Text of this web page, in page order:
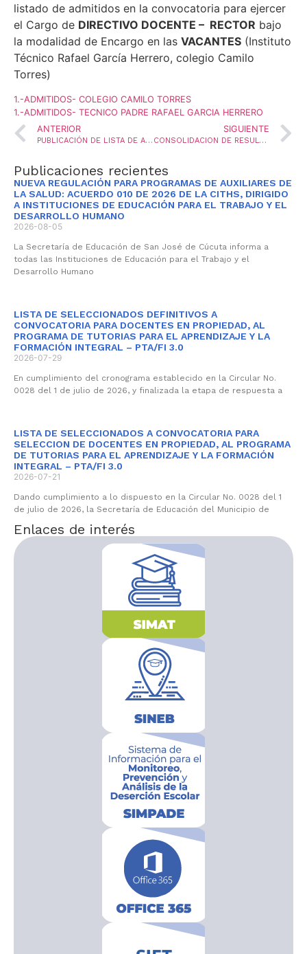
listado de admitidos en la convocatoria para ejercer
el Cargo de DIRECTIVO DOCENTE – RECTOR bajo
la modalidad de Encargo en las VACANTES (Instituto
Técnico Rafael García Herrero, colegio Camilo
Torres)
1.-ADMITIDOS- COLEGIO CAMILO TORRES
1.-ADMITIDOS- TECNICO PADRE RAFAEL GARCIA HERRERO
ANTERIOR
PUBLICACIÓN DE LISTA DE ADMITIDOS-CONVOCATORIA PARA LA PROVISIÓN DE CUATRO (4) VACANTES DEFINITIVAS Y UNA (1) VACANTE TEMPORAL EN EL CARGO COORDINADOR, MEDIANTE LA MODALIDAD DE ENCARGO
SIGUIENTE
CONSOLIDACION DE RESULTADOS CONVOCATORIA PARA LA PROVISIÓN UNA VACANTE DEFINITIVA Y UNA VACANTE TEMPORAL EN EL CARGO DE RECTOR, MEDIANTE LA MODALIDAD DE ENCARGO Y CONFORMACION DEL BANCO DE ELEGIBLES PARA LA VIGENCIA 2026
Publicaciones recientes
NUEVA REGULACIÓN PARA PROGRAMAS DE AUXILIARES DE
LA SALUD: ACUERDO 010 DE 2026 DE LA CITHS, DIRIGIDO
A INSTITUCIONES DE EDUCACIÓN PARA EL TRABAJO Y EL
DESARROLLO HUMANO
2026-08-05
La Secretaría de Educación de San José de Cúcuta informa a
todas las Instituciones de Educación para el Trabajo y el
Desarrollo Humano
LISTA DE SELECCIONADOS DEFINITIVOS A
CONVOCATORIA PARA DOCENTES EN PROPIEDAD, AL
PROGRAMA DE TUTORIAS PARA EL APRENDIZAJE Y LA
FORMACIÓN INTEGRAL – PTA/FI 3.0
2026-07-29
En cumplimiento del cronograma establecido en la Circular No.
0028 del 1 de julio de 2026, y finalizada la etapa de respuesta a
LISTA DE SELECCIONADOS A CONVOCATORIA PARA
SELECCION DE DOCENTES EN PROPIEDAD, AL PROGRAMA
DE TUTORIAS PARA EL APRENDIZAJE Y LA FORMACIÓN
INTEGRAL – PTA/FI 3.0
2026-07-21
Dando cumplimiento a lo dispuesto en la Circular No. 0028 del 1
de julio de 2026, la Secretaría de Educación del Municipio de
Enlaces de interés